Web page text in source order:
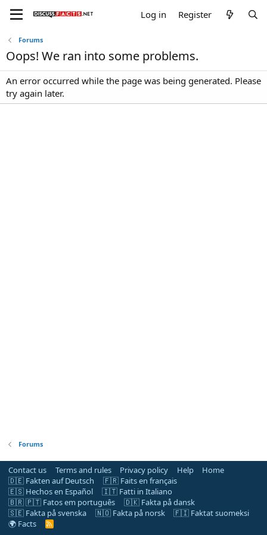
Log in Register
Forums
Oops! We ran into some problems.
An error occurred while the page was being generated. Please
try again later.
Forums
Contact us Terms and rules Privacy policy Help
Home
🇩🇪 Fakten auf Deutsch
🇫🇷 Faits en français
🇪🇸 Hechos en Español
🇮🇹 Fatti in Italiano
🇧🇷 🇵🇹 Fatos em português
🇩🇰 Fakta på dansk
🇸🇪 Fakta på svenska
🇳🇴 Fakta på norsk
🇫🇮 Faktat suomeksi
🌍 Facts
R